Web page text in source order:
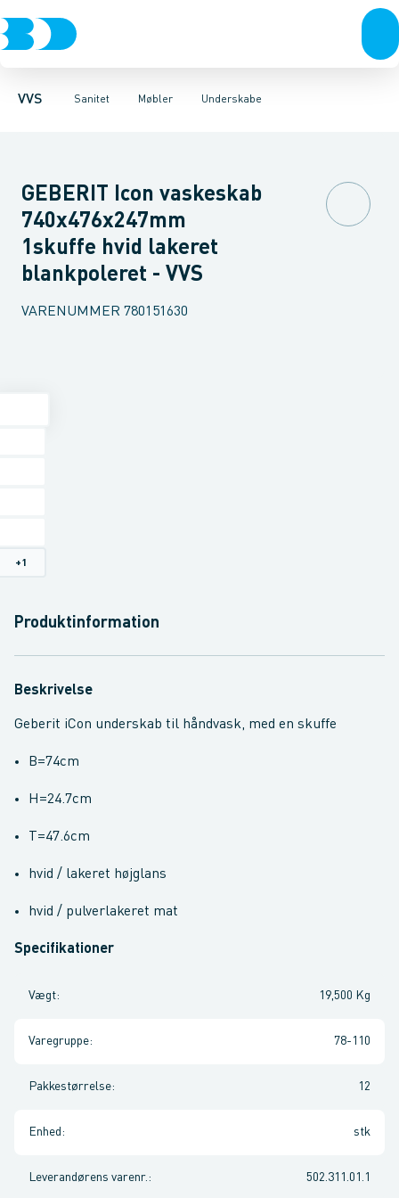
VVS Sanitet
Rør & fittingsPressfittings & rørKuglehaner & ventiler
Møbler
Toiletter, sæder og cisterner VaskeArmaturer
Underskabe
Møbelsæt & pakkerUnderskabeHøjskabe
GEBERIT Icon vaskeskab
740x476x247mm
1skuffe hvid lakeret
blankpoleret - VVS
VARENUMMER 780151630
+1
Produktinformation
Beskrivelse
Geberit iCon underskab til håndvask, med en skuffe
B=74cm
H=24.7cm
T=47.6cm
hvid / lakeret højglans
hvid / pulverlakeret mat
Specifikationer
Vægt: 19,500 Kg
Varegruppe: 78-110
Pakkestørrelse: 12
Enhed : stk
Leverandørens varenr. : 502.311.01.1